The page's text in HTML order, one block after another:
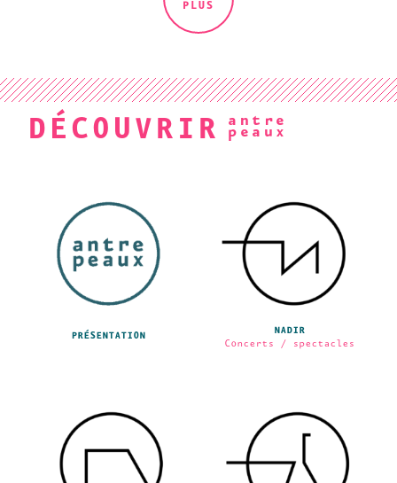
PLUS
DÉCOUVRIR
PRÉSENTATION
NADIR
Concerts / spectacles